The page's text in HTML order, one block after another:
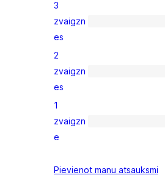
star
reviews
0
3-
star
reviews
3
zvaigzn
es
0
2-
star
reviews
2
zvaigzn
es
1
1-
review
1
zvaigzn
e
Pievienot manu atsauksmi